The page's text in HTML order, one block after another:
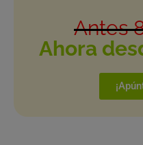
Antes
Ahora